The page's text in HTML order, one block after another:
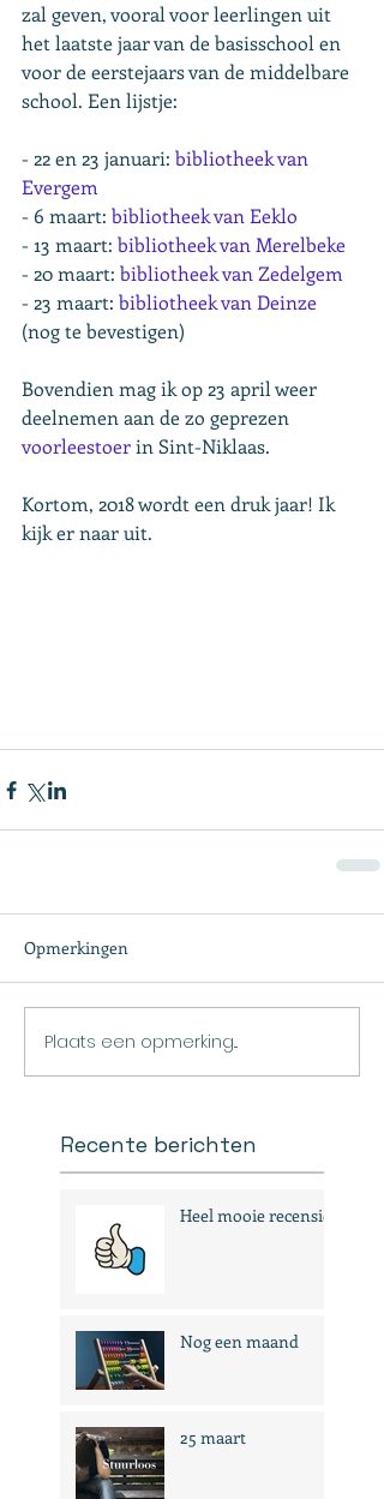
zal geven, vooral voor leerlingen uit
het laatste jaar van de basisschool en
voor de eerstejaars van de middelbare
school. Een lijstje:
- 22 en 23 januari: bibliotheek van
Evergem
- 6 maart: bibliotheek van Eeklo
- 13 maart: bibliotheek van Merelbeke
- 20 maart: bibliotheek van Zedelgem
- 23 maart: bibliotheek van Deinze
(nog te bevestigen)
Bovendien mag ik op 23 april weer
deelnemen aan de zo geprezen
voorleestoer in Sint-Niklaas.
Kortom, 2018 wordt een druk jaar! Ik
kijk er naar uit.
Opmerkingen
Plaats een opmerking...
Recente berichten
Heel mooie recensies
Nog een maand
25 maart